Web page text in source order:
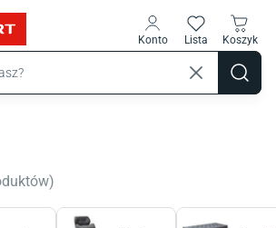
Konto Lista Koszyk
)